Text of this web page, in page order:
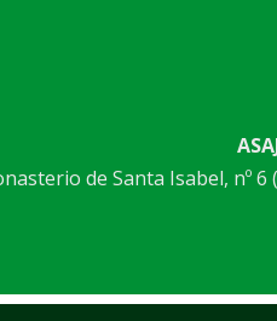
de Santa Isabel, nº 6